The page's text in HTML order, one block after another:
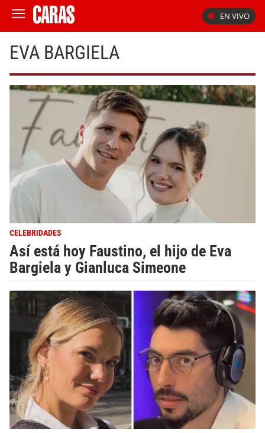
EN VIVO
EVA BARGIELA
CELEBRIDADES
Así está hoy Faustino, el hijo de Eva
Bargiela y Gianluca Simeone